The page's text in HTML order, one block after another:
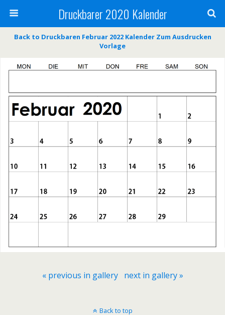
Druckbarer 2020 Kalender
Back to Druckbaren Februar 2022 Kalender Zum Ausdrucken
Vorlage
« previous in gallery next in gallery »
Back to top